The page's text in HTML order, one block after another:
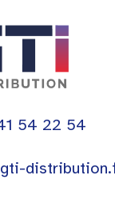
54 22 54